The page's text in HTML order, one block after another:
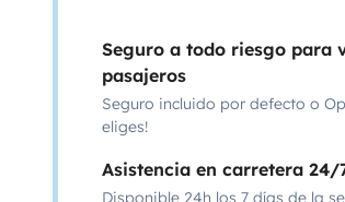
Seguro a todo riesgo para
pasajeros
Seguro incluido por defecto o
eliges!
Asistencia en carretera 24/
Disponible 24h los 7 días de la